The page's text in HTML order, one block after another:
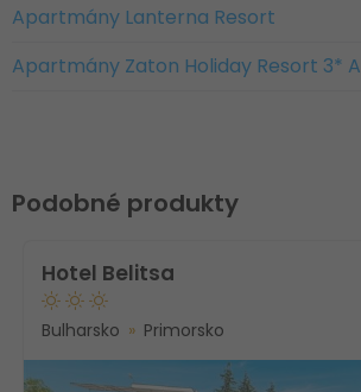
Apartmány Lanterna Resort
Apartmány Zaton Holiday Resort 3* A
Podobné produkty
Hotel Belitsa
Bulharsko Primorsko